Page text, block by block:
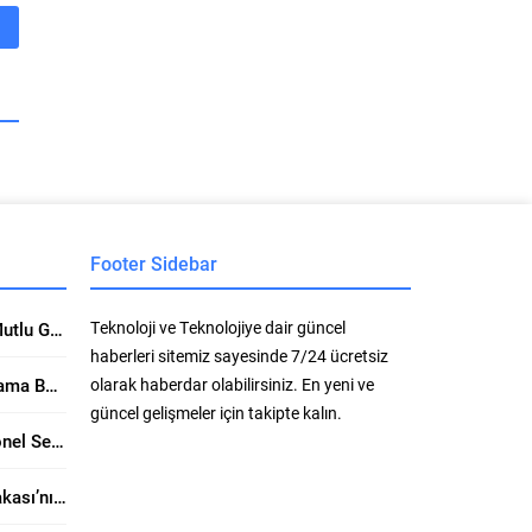
Ataşehir Escort Kızları ile Mutlu Geceler Geçirin. Üzerine Kapsamlı Bakış
Anadolu Yakasının Aranan ama Bulunamayan Çıtırları Hangi Sitelerde? Seçerken Dikkat Edilecekler
Maltepe Escort ve Profesyonel Seksi İşçiliği: Seksin Gücünün Yanında Kaliteli Keyif Rehberi
Kartal Escort ve Anadolu Yakası’nın Sahil Hattında Ayrıcalıklı Buluşmalar Konusunda Öne Çıkan Detaylar
Footer Sidebar
Teknoloji ve Teknolojiye dair güncel
haberleri sitemiz sayesinde 7/24 ücretsiz
olarak haberdar olabilirsiniz. En yeni ve
güncel gelişmeler için takipte kalın.